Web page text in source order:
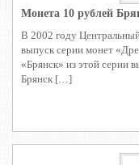
Монета 10 рублей
В 2002 году
выпуск серии монет
«Брянск» из этой серии
Брянск […]